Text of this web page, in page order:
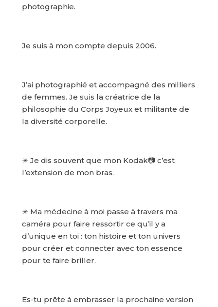
photographie.
Je suis à mon compte depuis 2006.
J’ai photographié et accompagné des milliers
de femmes. Je suis la créatrice de la
philosophie du Corps Joyeux et militante de
la diversité corporelle.
✴️ Je dis souvent que mon Kodak📷 c’est
l’extension de mon bras.
✴️ Ma médecine à moi passe à travers ma
caméra pour faire ressortir ce qu’il y a
d’unique en toi : ton histoire et ton univers
pour créer et connecter avec ton essence
pour te faire briller.
Es-tu prête à embrasser la prochaine version